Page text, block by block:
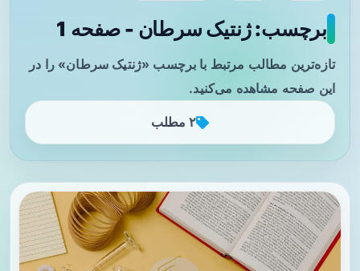
برچسب: ژنتیک سرطان - صفحه 1
تازه‌ترین مطالب مرتبط با برچسب «ژنتیک سرطان» را در
این صفحه مشاهده می‌کنید.
۲ مطلب